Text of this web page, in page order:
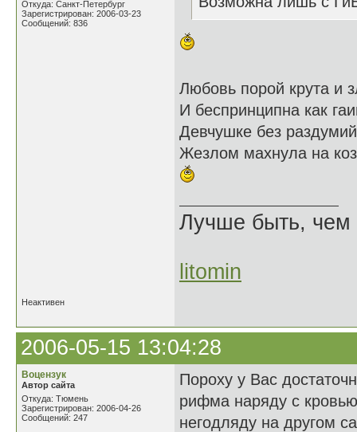
Откуда: Санкт-Петербург
Зарегистрирован: 2006-03-23
Сообщений: 836
Любовь порой крута и
И беспринципна как
Девчушке без
Жезлом махнула на
Лучше быть, чем
litomin
Неактивен
2006-05-15 13:04:28
Воцензук
Автор сайта
Откуда: Тюмень
Зарегистрирован: 2006-04-26
Сообщений: 247
Пороху у Вас
рифма наряду с
негодляду на другом